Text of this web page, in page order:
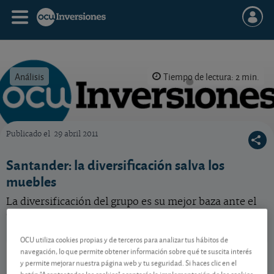
Análisis Tiempo de lectura: 2 min.
Publicado el 29 abril 2011
Santander: la diversificación salva los
muebles
La diversificación del grupo es su mejor baza ante el
Santander
ES0113900J37
12,86 EUR
OCU utiliza cookies propias y de terceros para analizar tus hábitos de
navegación, lo que permite obtener información sobre qué te suscita interés
y permite mejorar nuestra página web y tu seguridad. Si haces clic en el